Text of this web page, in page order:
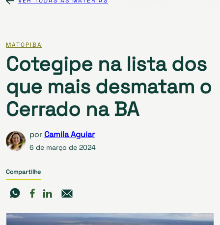
MATOPIBA
Cotegipe na lista dos
que mais desmatam o
Cerrado na BA
por Camila Aguiar
6 de março de 2024
Compartilhe